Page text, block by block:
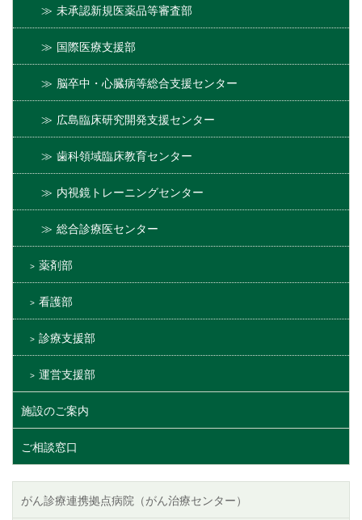
未承認新規医薬品等審査部
国際医療支援部
脳卒中・心臓病等総合支援センター
広島臨床研究開発支援センター
歯科領域臨床教育センター
内視鏡トレーニングセンター
総合診療医センター
薬剤部
看護部
診療支援部
運営支援部
施設のご案内
ご相談窓口
がん診療連携拠点病院（がん治療センター）